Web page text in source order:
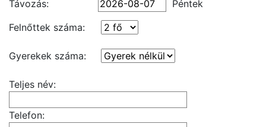
Távozás:
Péntek
Felnőttek száma:
Gyerekek száma:
Teljes név:
Telefon: